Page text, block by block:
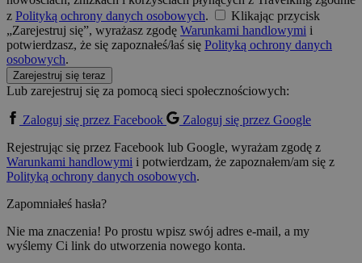
z Polityką ochrony danych osobowych.
Klikając przycisk
„Zarejestruj się”, wyrażasz zgodę Warunkami handlowymi i
potwierdzasz, że się zapoznałeś/łaś się Polityką ochrony danych
osobowych.
Zarejestruj się teraz
Lub zarejestruj się za pomocą sieci społecznościowych:
Zaloguj się przez Facebook
Zaloguj się przez Google
Rejestrując się przez Facebook lub Google, wyrażam zgodę z
Warunkami handlowymi i potwierdzam, że zapoznałem/am się z
Polityką ochrony danych osobowych.
Zapomniałeś hasła?
Nie ma znaczenia! Po prostu wpisz swój adres e-mail, a my
wyślemy Ci link do utworzenia nowego konta.